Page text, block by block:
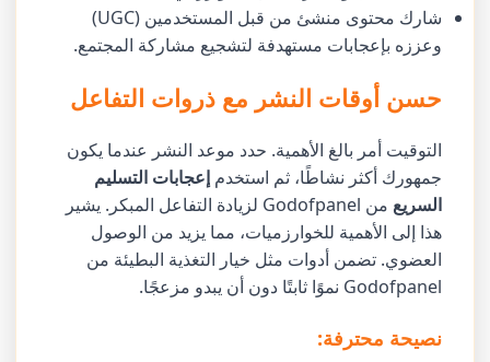
شارك محتوى منشئ من قبل المستخدمين (UGC)
وعززه بإعجابات مستهدفة لتشجيع مشاركة المجتمع.
حسن أوقات النشر مع ذروات التفاعل
التوقيت أمر بالغ الأهمية. حدد موعد النشر عندما يكون
جمهورك أكثر نشاطًا، ثم استخدمإعجابات التسليم
السريع
من Godofpanel لزيادة التفاعل المبكر. يشير
هذا إلى الأهمية للخوارزميات، مما يزيد من الوصول
العضوي. تضمن أدوات مثل خيار التغذية البطيئة من
Godofpanel نموًا ثابتًا دون أن يبدو مزعجًا.
نصيحة محترفة: